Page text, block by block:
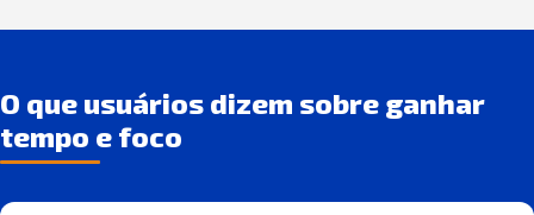
O que usuários dizem sobre ganhar
tempo e foco